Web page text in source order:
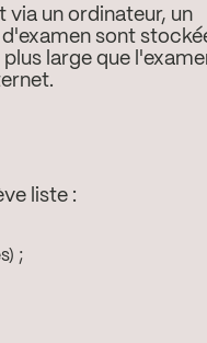
via un ordinateur, un
sont
large que
liste :
;